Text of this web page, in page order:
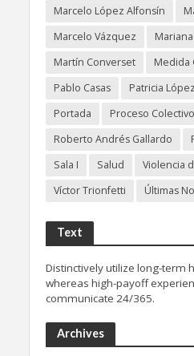
Marcelo López Alfonsín
Marcelo Vázquez
Martín Converset
Medida
Pablo Casas
Patricia
Portada
Proceso Colectivo
Roberto Andrés Gallardo
Sala I
Salud
Violencia
Víctor Trionfetti
Últimas
Text
Distinctively utilize long-term
whereas high-payoff
communicate 24/365.
Archives